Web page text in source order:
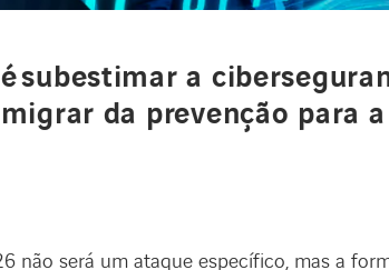
subestimar a
da prevenção para
não será um ataque específico, mas a